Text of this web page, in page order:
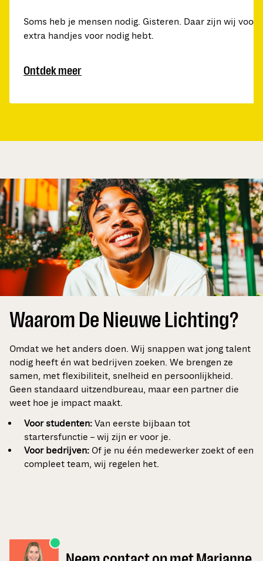
Soms heb je mensen nodig. Gisteren. Daar zijn wij
extra handjes voor nodig hebt.
Ontdek meer
Waarom De Nieuwe Lichting?
Omdat we het anders doen. Wij snappen wat jong talent
nodig heeft én wat bedrijven zoeken. We brengen ze
samen, met flexibiliteit, snelheid en persoonlijkheid.
Geen standaard uitzendbureau, maar een partner die
weet hoe je impact maakt.
Voor studenten: Van eerste bijbaan tot
startersfunctie – wij zijn er voor je.
Voor bedrijven: Of je nu één medewerker zoekt of een
compleet team, wij regelen het.